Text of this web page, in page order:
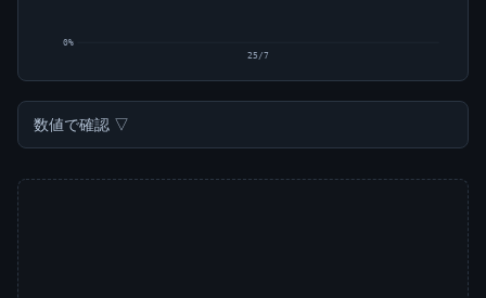
0%
25/7
数値で確認 ▽